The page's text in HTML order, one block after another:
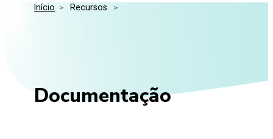
Media Kit
Perguntas Frequentes
Eventos
Início > Recursos >
Documentação